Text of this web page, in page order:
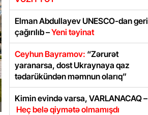
Elman Abdullayev UNESCO-dan geri
çağırılıb –Yeni təyinat
Ceyhun Bayramov: “Zərurət
yaranarsa, dost Ukraynaya qaz
tədarükündən məmnun olarıq”
Kimin evində varsa, VARLANACAQ –
Heç belə qiymətə olmamışdı